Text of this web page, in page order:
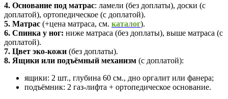
4. Основание под матрас: ламели (без доплаты), доски (с
доплатой), ортопедическое (с доплатой).
5. Матрас (+цена матраса, см. каталог).
6. Спинка у ног: ниже матраса (без доплаты), выше матраса (с
доплатой).
7. Цвет эко-кожи (без доплаты).
8. Ящики или подъёмный механизм (с доплатой):
ящики: 2 шт., глубина 60 см., дно оргалит или фанера;
подъёмник: 2 газ-лифта + ортопедическое основание.